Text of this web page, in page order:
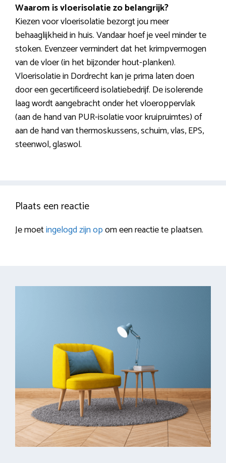
Waarom is vloerisolatie zo belangrijk?
Kiezen voor vloerisolatie bezorgt jou meer
behaaglijkheid in huis. Vandaar hoef je veel minder te
stoken. Evenzeer vermindert dat het krimpvermogen
van de vloer (in het bijzonder hout-planken).
Vloerisolatie in Dordrecht kan je prima laten doen
door een gecertificeerd isolatiebedrijf. De isolerende
laag wordt aangebracht onder het vloeroppervlak
(aan de hand van PUR-isolatie voor kruipruimtes) of
aan de hand van thermoskussens, schuim, vlas, EPS,
steenwol, glaswol.
Plaats een reactie
Je moetingelogd zijn opom een reactie te plaatsen.